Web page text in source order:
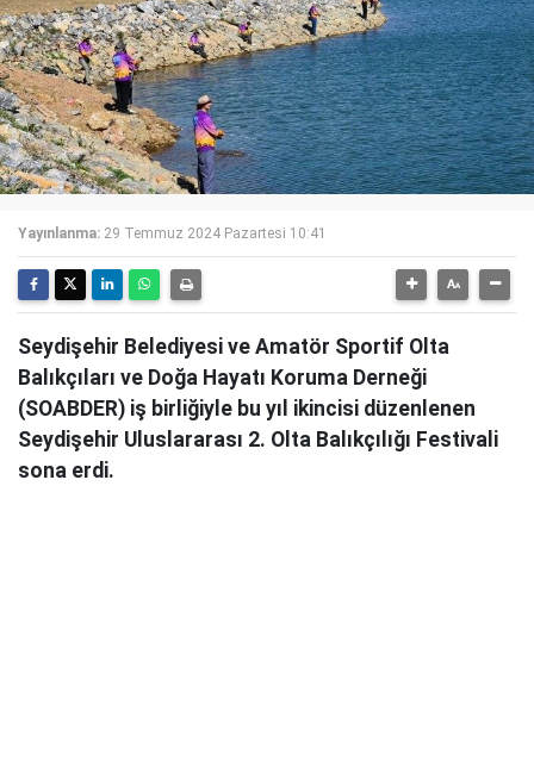
Yayınlanma: 29 Temmuz 2024 Pazartesi 10:41
Seydişehir Belediyesi ve Amatör Sportif Olta
Balıkçıları ve Doğa Hayatı Koruma Derneği
(SOABDER) iş birliğiyle bu yıl ikincisi düzenlenen
Seydişehir Uluslararası 2. Olta Balıkçılığı Festivali
sona erdi.